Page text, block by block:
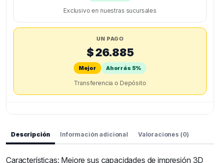
Exclusivo en nuestras sucursales
UN PAGO
$ 26.885
Mejor Ahorrás 5%
Transferencia o Depósito
Descripción Información adicional Valoraciones (0)
Características: Mejore sus capacidades de impresión 3D